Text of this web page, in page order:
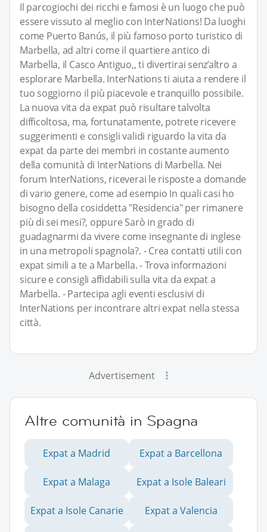
Il parcogiochi dei ricchi e famosi è un luogo che può
essere vissuto al meglio con InterNations! Da luoghi
come Puerto Banús, il più famoso porto turistico di
Marbella, ad altri come il quartiere antico di
Marbella, il Casco Antiguo,, ti divertirai senz’altro a
esplorare Marbella. InterNations ti aiuta a rendere il
tuo soggiorno il più piacevole e tranquillo possibile.
La nuova vita da expat può risultare talvolta
difficoltosa, ma, fortunatamente, potrete ricevere
suggerimenti e consigli validi riguardo la vita da
expat da parte dei membri in costante aumento
della comunità di InterNations di Marbella. Nei
forum InterNations, riceverai le risposte a domande
di vario genere, come ad esempio In quali casi ho
bisogno della cosiddetta "Residencia" per rimanere
più di sei mesi?, oppure Sarò in grado di
guadagnarmi da vivere come insegnante di inglese
in una metropoli spagnola?. - Crea contatti utili con
expat simili a te a Marbella. - Trova informazioni
sicure e consigli affidabili sulla vita da expat a
Marbella. - Partecipa agli eventi esclusivi di
InterNations per incontrare altri expat nella stessa
città.
Advertisement
Altre comunità in Spagna
Expat a Madrid Expat a Barcellona
Expat a Malaga Expat a Isole Baleari
Expat a Isole Canarie Expat a Valencia